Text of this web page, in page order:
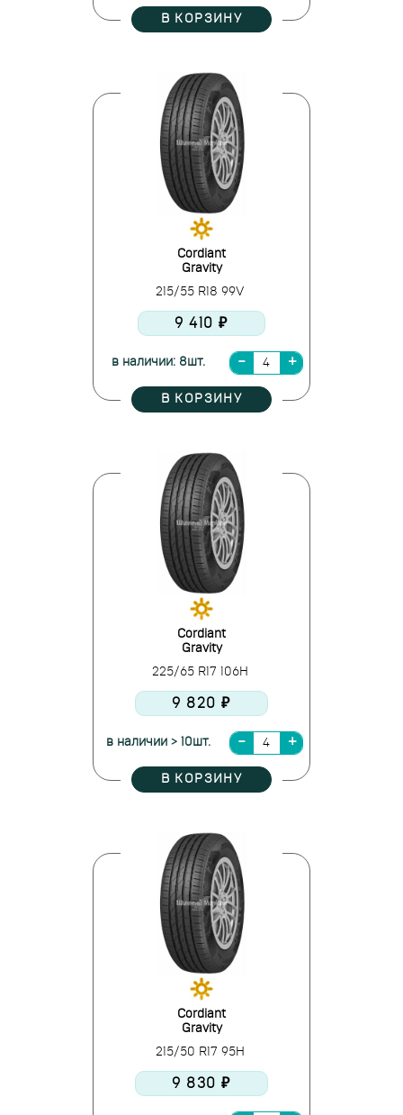
В КОРЗИНУ
Cordiant
Gravity
215/55 R18 99V
9 410 ₽
в наличии: 8шт.
В КОРЗИНУ
Cordiant
Gravity
225/65 R17 106H
9 820 ₽
в наличии > 10шт.
В КОРЗИНУ
Cordiant
Gravity
215/50 R17 95H
9 830 ₽